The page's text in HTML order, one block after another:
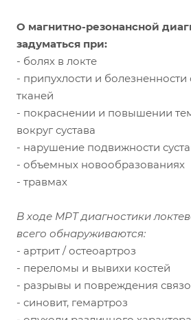
О магнитно-резонансной
задуматься при:
- болях в локте
- припухлости и
тканей
- покраснении и повышении
вокруг сустава
- нарушение подвижности
- объемных новообразованиях
- травмах
В ходе МРТ диагностики
всего обнаруживаются:
- артрит / остеоартроз
- переломы и вывихи костей
- разрывы и повреждения
- синовит, гемартроз